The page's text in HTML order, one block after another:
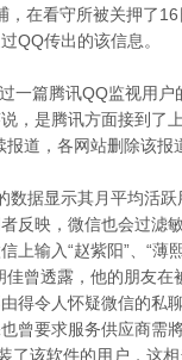
，在看守所被关押了
QQ传出的该信息。
一篇腾讯QQ监视用
，是腾讯方面接到了
道，各网站删除该报
数据显示其月平均活
反映，微信也会过滤
上输入“赵紫阳”、“
曾透露，他的朋友
得令人怀疑微信的私
曾要求服务供应商需
了该软件的用户，这